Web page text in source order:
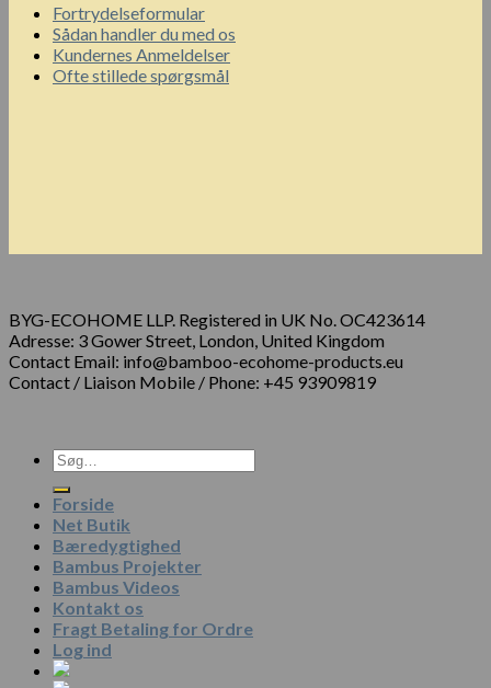
Fortrydelseformular
Sådan handler du med os
Kundernes Anmeldelser
Ofte stillede spørgsmål
BYG-ECOHOME LLP. Registered in UK No. OC423614
Adresse: 3 Gower Street, London, United Kingdom
Contact Email: info@bamboo-ecohome-products.eu
Contact / Liaison Mobile / Phone: +45 93909819
Forside
Net Butik
Bæredygtighed
Bambus Projekter
Bambus Videos
Kontakt os
Fragt Betaling for Ordre
Log ind